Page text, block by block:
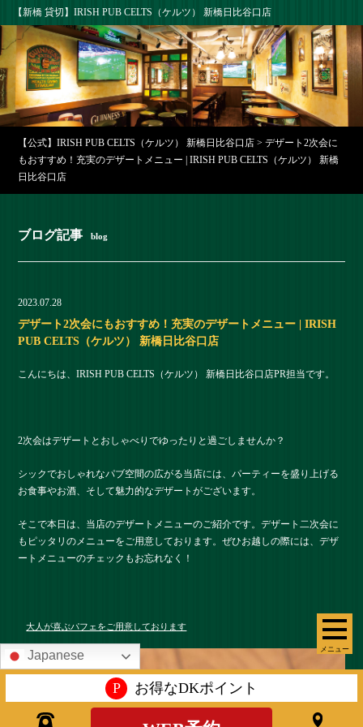
【新橋 貸切】IRISH PUB CELTS（ケルツ） 新橋日比谷口店
メニュー
【公式】IRISH PUB CELTS（ケルツ） 新橋日比谷口店 >デザート2次会に
もおすすめ！充実のデザートメニュー | IRISH PUB CELTS（ケルツ） 新橋
日比谷口店
ブログ記事 blog
2023.07.28
デザート2次会にもおすすめ！充実のデザートメニュー | IRISH
PUB CELTS（ケルツ） 新橋日比谷口店
こんにちは、IRISH PUB CELTS（ケルツ） 新橋日比谷口店PR担当です。
2次会はデザートとおしゃべりでゆったりと過ごしませんか？
シックでおしゃれなパブ空間の広がる当店には、パーティーを盛り上げる
お食事やお酒、そして魅力的なデザートがございます。
そこで本日は、当店のデザートメニューのご紹介です。デザート二次会に
もピッタリのメニューをご用意しております。ぜひお越しの際には、デザ
ートメニューのチェックもお忘れなく！
大人が喜ぶパフェをご用意しております
Japanese
P お得なDKポイント